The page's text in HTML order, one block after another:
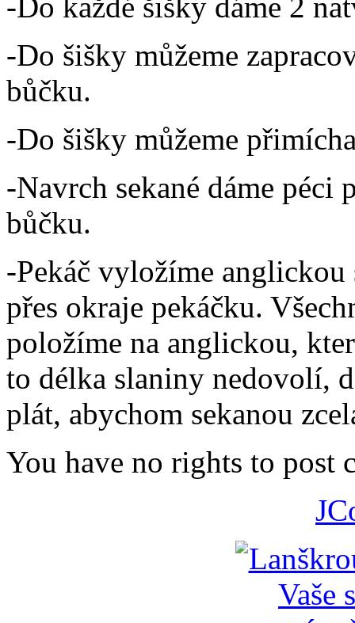
-Do šišky můžeme
bůčku.
-Do šišky můžeme
-Navrch sekané dáme péci
bůčku.
-Pekáč vyložíme
přes okraje pekáčku.
položíme na anglickou,
to délka slaniny nedovolí,
plát, abychom sekanou
You have no rights to post